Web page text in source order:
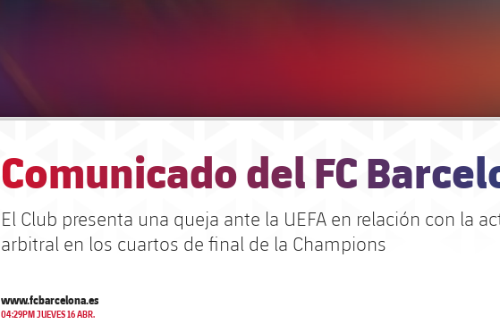
Comunicado del FC
El Club presenta una queja ante la UEFA en relación con la
arbitral en los cuartos de final de la Champions
www.fcbarcelona.es
04:29PM JUEVES 16 ABR.